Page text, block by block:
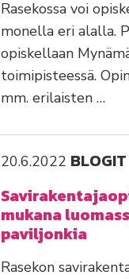
Rasekossa voi
monella eri alalla.
opiskellaan
toimipisteessä.
mm. erilaisten …
20.6.2022 BLOGIT
mukana
paviljonkia
Rasekon